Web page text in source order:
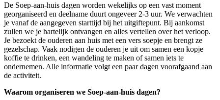
De Soep-aan-huis dagen worden wekelijks op een vast moment
georganiseerd en deelname duurt ongeveer 2-3 uur. We verwachten
je vanaf de aangegeven starttijd bij het uitgiftepunt. Bij aankomst
zullen we je hartelijk ontvangen en alles vertellen over het verloop.
Je bezoekt de ouderen aan huis met een vers soepje en brengt ze
gezelschap. Vaak nodigen de ouderen je uit om samen een kopje
koffie te drinken, een wandeling te maken of samen iets te
ondernemen. Alle informatie volgt een paar dagen voorafgaand aan
de activiteit.
Waarom organiseren we Soep-aan-huis dagen?